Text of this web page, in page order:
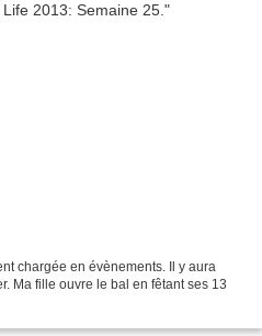
chargée en évènements. Il y aura
Ma fille ouvre le bal en fêtant ses 13